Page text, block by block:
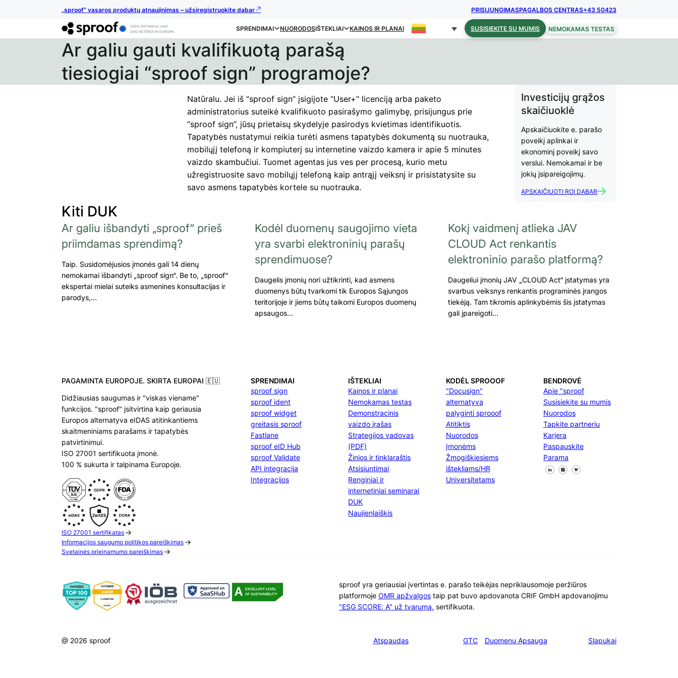
„sproof“ vasaros produktų atnaujinimas – užsiregistruokite dabar PRISIJUNGIMASPAGALBOS CENTRAS+43 50423
SPRENDIMAI NUORODOSIŠTEKLIAI KAINOS IR PLANAI SUSISIEKITE SU MUMIS NEMOKAMAS TESTAS
Ar galiu gauti kvalifikuotą parašą
tiesiogiai “sproof sign” programoje?
Natūralu. Jei iš “sproof sign” įsigijote “User+” licenciją arba paketo
administratorius suteikė kvalifikuoto pasirašymo galimybę, prisijungus prie
“sproof sign”, jūsų prietaisų skydelyje pasirodys kvietimas identifikuotis.
Tapatybės nustatymui reikia turėti asmens tapatybės dokumentą su nuotrauka,
mobilųjį telefoną ir kompiuterį su internetine vaizdo kamera ir apie 5 minutes
vaizdo skambučiui. Tuomet agentas jus ves per procesą, kurio metu
užregistruosite savo mobilųjį telefoną kaip antrąjį veiksnį ir prisistatysite su
savo asmens tapatybės kortele su nuotrauka.
Investicijų grąžos
skaičiuoklė
Apskaičiuokite e. parašo
poveikį aplinkai ir
ekonominį poveikį savo
verslui. Nemokamai ir be
jokių įsipareigojimų.
APSKAIČIUOTI ROI DABAR
Kiti DUK
Ar galiu išbandyti „sproof“ prieš
priimdamas sprendimą?
Taip. Susidomėjusios įmonės gali 14 dienų
nemokamai išbandyti „sproof sign“. Be to, „sproof“
ekspertai mielai suteiks asmenines konsultacijas ir
parodys,…
Kodėl duomenų saugojimo vieta
yra svarbi elektroninių parašų
sprendimuose?
Daugelis įmonių nori užtikrinti, kad asmens
duomenys būtų tvarkomi tik Europos Sąjungos
teritorijoje ir jiems būtų taikomi Europos duomenų
apsaugos…
Kokį vaidmenį atlieka JAV
CLOUD Act renkantis
elektroninio parašo platformą?
Daugeliui įmonių JAV „CLOUD Act“ įstatymas yra
svarbus veiksnys renkantis programinės įrangos
tiekėją. Tam tikromis aplinkybėmis šis įstatymas
gali įpareigoti…
PAGAMINTA EUROPOJE. SKIRTA EUROPAI 🇪🇺
Didžiausias saugumas ir "viskas viename"
funkcijos. "sproof" įsitvirtina kaip geriausia
Europos alternatyva eIDAS atitinkantiems
skaitmeniniams parašams ir tapatybės
patvirtinimui.
ISO 27001 sertifikuota įmonė.
100 % sukurta ir talpinama Europoje.
ISO 27001 sertifikatas
Informacijos saugumo politikos pareiškimas
Svetainės prieinamumo pareiškimas
SPRENDIMAI
sproof sign
sproof ident
sproof widget
greitasis sproof
Fastlane
sproof eID Hub
sproof Validate
API integracija
Integracijos
IŠTEKLIAI
Kainos ir planai
Nemokamas testas
Demonstracinis
vaizdo įrašas
Strategijos vadovas
(PDF)
Žinios ir tinklaraštis
Atsisiuntimai
Renginiai ir
internetiniai seminarai
DUK
Naujienlaiškis
KODĖL SPROOOF
"Docusign"
alternatyva
palyginti sprooof
Atitiktis
Nuorodos
Įmonėms
Žmogiškiesiems
ištekliams/HR
Universitetams
BENDROVĖ
Apie "sproof
Susisiekite su mumis
Nuorodos
Tapkite partneriu
Karjera
Paspauskite
Parama
Sekite mus "Facebook
Sekite mus X
Sekite mus "LinkedIn
sproof yra geriausiai įvertintas e. parašo teikėjas nepriklausomoje peržiūros
platformoje OMR apžvalgos taip pat buvo apdovanota CRIF GmbH apdovanojimu
"ESG SCORE: A" už tvarumą. sertifikuota.
@ 2026 sproof Atspaudas GTC Duomenų Apsauga Slapukai